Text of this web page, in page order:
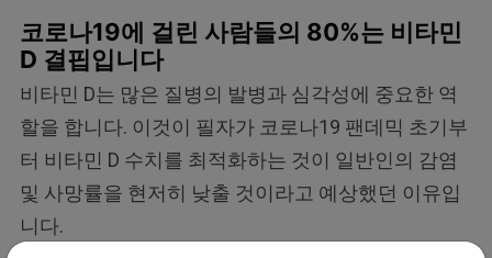
코로나19에 걸린 사람들의 80%는 비타민
D 결핍입니다
비타민 D는 많은 질병의 발병과 심각성에 중요한 역
할을 합니다. 이것이 필자가 코로나19 팬데믹 초기부
터 비타민 D 수치를 최적화하는 것이 일반인의 감염
및 사망률을 현저히 낮출 것이라고 예상했던 이유입
니다.